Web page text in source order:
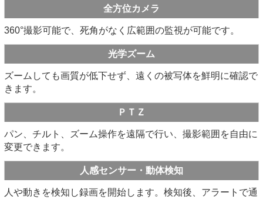
全方位カメラ
360°撮影可能で、死角がなく広範囲の監視が可能です。
光学ズーム
ズームしても画質が低下せず、遠くの被写体を鮮明に確認で
きます。
ＰＴＺ
パン、チルト、ズーム操作を遠隔で行い、撮影範囲を自由に
変更できます。
人感センサー・動体検知
人や動きを検知し録画を開始します。検知後、アラートで通